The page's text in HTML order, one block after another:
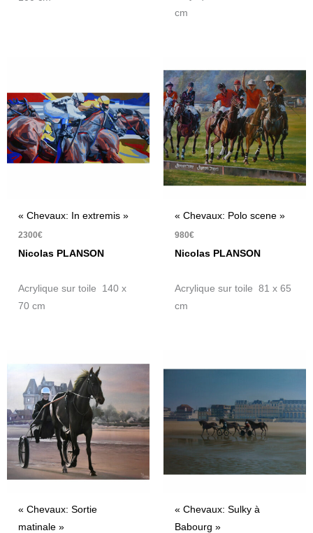
cm
« Chevaux: In extremis »
2300€
Nicolas PLANSON
Acrylique sur toile 140 x
70 cm
« Chevaux: Polo scene »
980€
Nicolas PLANSON
Acrylique sur toile 81 x 65
cm
« Chevaux: Sortie
matinale »
« Chevaux: Sulky à
Babourg »